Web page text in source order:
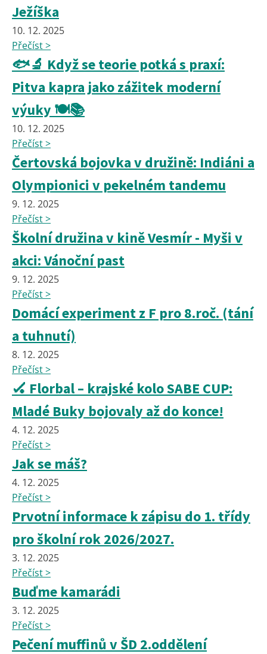
Ježíška
10. 12. 2025
Přečíst >
🐟🔬 Když se teorie potká s praxí:
Pitva kapra jako zážitek moderní
výuky 🍽️📚
10. 12. 2025
Přečíst >
Čertovská bojovka v družině: Indiáni a
Olympionici v pekelném tandemu
9. 12. 2025
Přečíst >
Školní družina v kině Vesmír - Myši v
akci: Vánoční past
9. 12. 2025
Přečíst >
Domácí experiment z F pro 8.roč. (tání
a tuhnutí)
8. 12. 2025
Přečíst >
🏑 Florbal – krajské kolo SABE CUP:
Mladé Buky bojovaly až do konce!
4. 12. 2025
Přečíst >
Jak se máš?
4. 12. 2025
Přečíst >
Prvotní informace k zápisu do 1. třídy
pro školní rok 2026/2027.
3. 12. 2025
Přečíst >
Buďme kamarádi
3. 12. 2025
Přečíst >
Pečení muffinů v ŠD 2.oddělení